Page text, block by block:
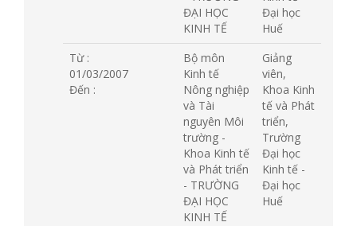
ĐẠI HỌC
KINH TẾ
Đại học
Huế
Từ :
01/03/2007
Đến :
Bộ môn
Kinh tế
Nông nghiệp
và Tài
nguyên Môi
trường -
Khoa Kinh tế
và Phát triển
- TRƯỜNG
ĐẠI HỌC
KINH TẾ
Giảng
viên,
Khoa Kinh
tế và Phát
triển,
Trường
Đại học
Kinh tế -
Đại học
Huế